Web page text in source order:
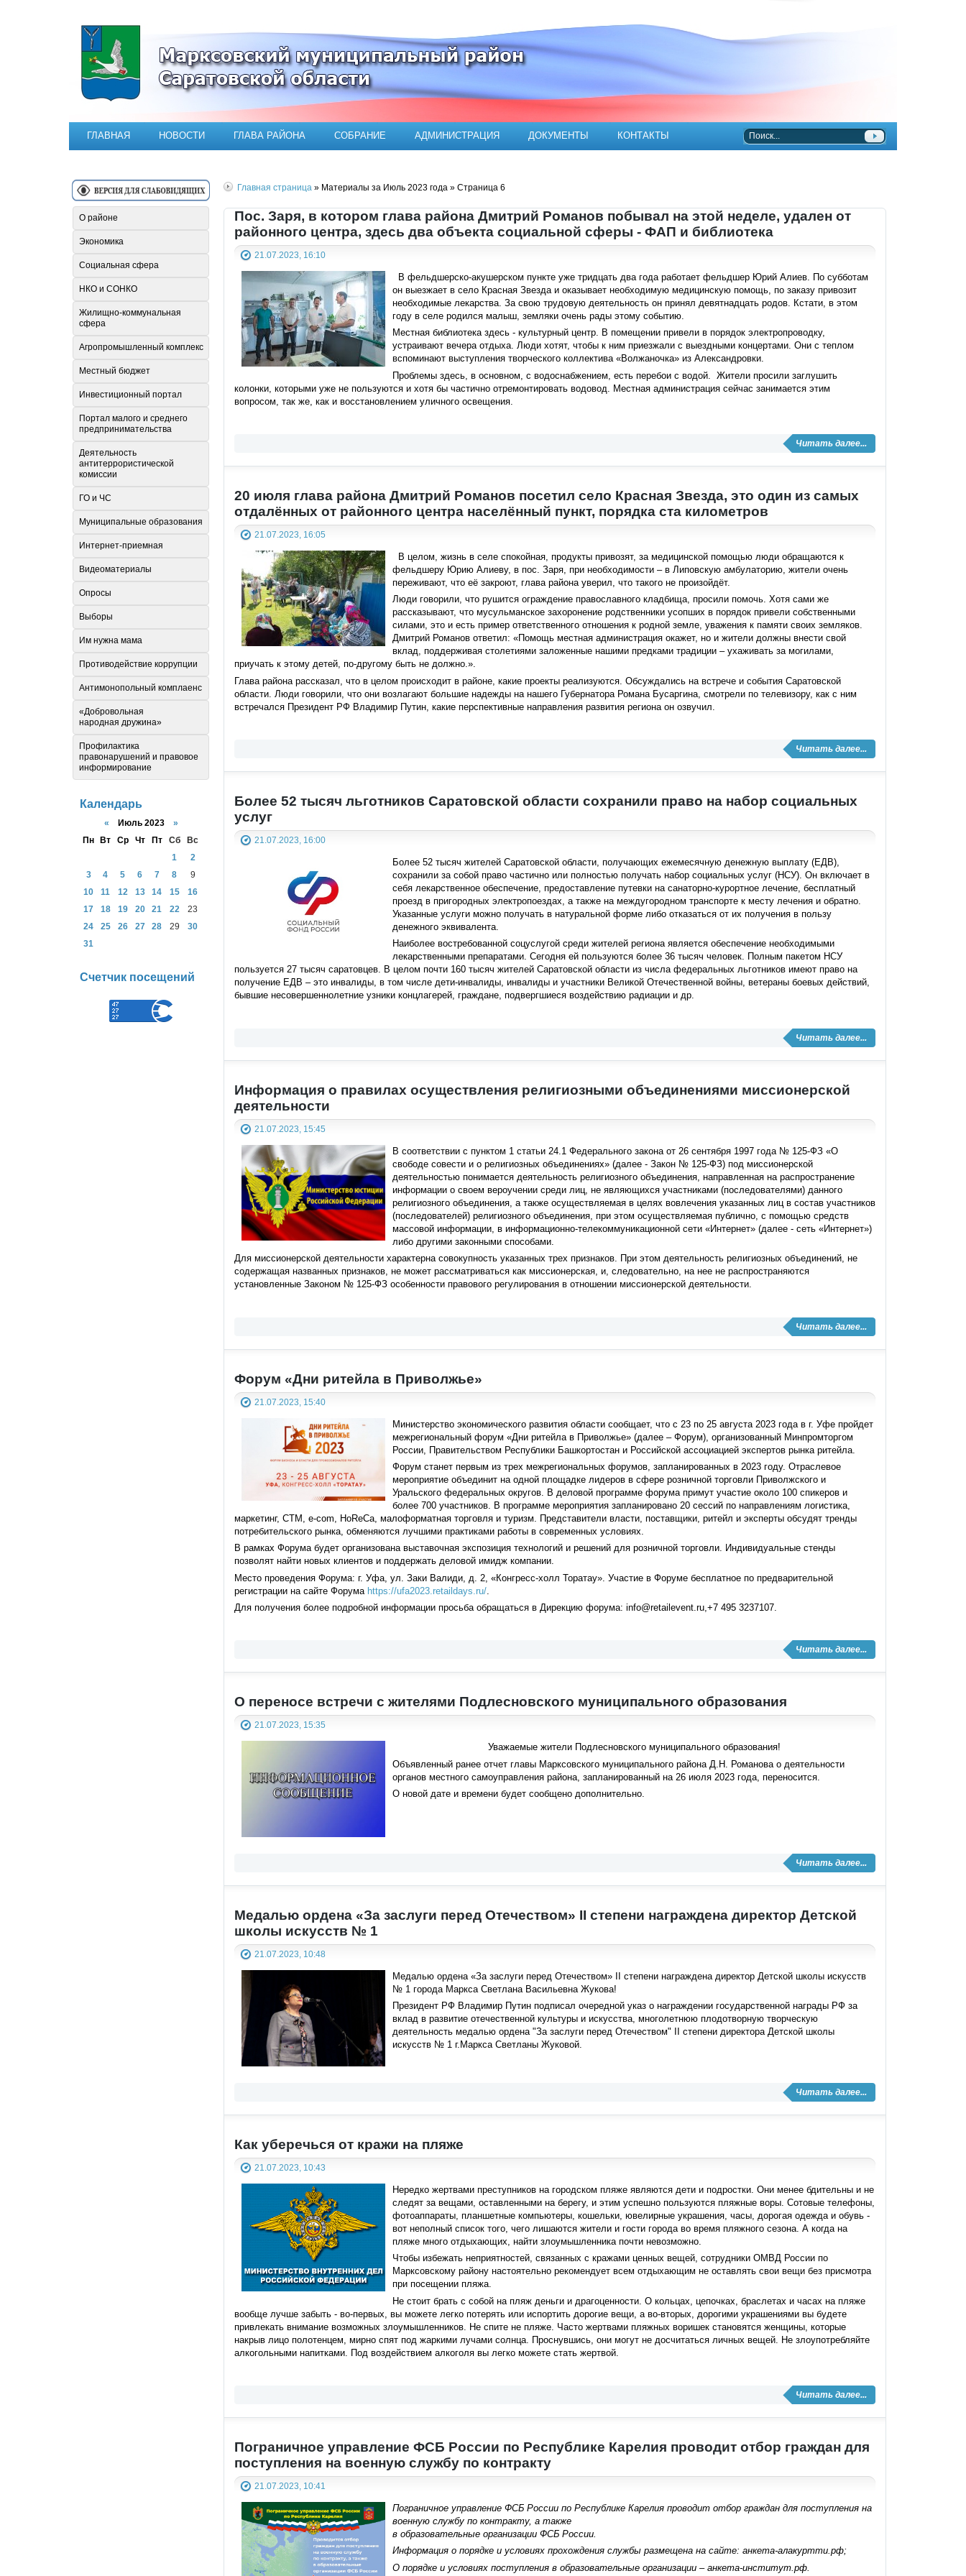
Официальный сайт Марксовского муниципального района
ГЛАВНАЯ НОВОСТИ ГЛАВА РАЙОНА СОБРАНИЕ АДМИНИСТРАЦИЯ ДОКУМЕНТЫ КОНТАКТЫ
Главная страница » Материалы за Июль 2023 года » Страница 6
Пос. Заря, в котором глава района Дмитрий Романов побывал на этой неделе, удален от
районного центра, здесь два объекта социальной сферы - ФАП и библиотека
21.07.2023, 16:10
В фельдшерско-акушерском пункте уже тридцать два года работает фельдшер Юрий Алиев. По субботам
он выезжает в село Красная Звезда и оказывает необходимую медицинскую помощь, по заказу привозит
необходимые лекарства. За свою трудовую деятельность он принял девятнадцать родов. Кстати, в этом
году в селе родился малыш, земляки очень рады этому событию.
Местная библиотека здесь - культурный центр. В помещении привели в порядок электропроводку,
устраивают вечера отдыха. Люди хотят, чтобы к ним приезжали с выездными концертами. Они с теплом
вспоминают выступления творческого коллектива «Волжаночка» из Александровки.
Проблемы здесь, в основном, с водоснабжением, есть перебои с водой. Жители просили заглушить
колонки, которыми уже не пользуются и хотя бы частично отремонтировать водовод. Местная администрация сейчас занимается этим
вопросом, так же, как и восстановлением уличного освещения.
Читать далее...
20 июля глава района Дмитрий Романов посетил село Красная Звезда, это один из самых
отдалённых от районного центра населённый пункт, порядка ста километров
21.07.2023, 16:05
В целом, жизнь в селе спокойная, продукты привозят, за медицинской помощью люди обращаются к
фельдшеру Юрию Алиеву, в пос. Заря, при необходимости – в Липовскую амбулаторию, жители очень
переживают, что её закроют, глава района уверил, что такого не произойдёт.
Люди говорили, что рушится ограждение православного кладбища, просили помочь. Хотя сами же
рассказывают, что мусульманское захоронение родственники усопших в порядок привели собственными
силами, это и есть пример ответственного отношения к родной земле, уважения к памяти своих земляков.
Дмитрий Романов ответил: «Помощь местная администрация окажет, но и жители должны внести свой
вклад, поддерживая столетиями заложенные нашими предками традиции – ухаживать за могилами,
приучать к этому детей, по-другому быть не должно.».
Глава района рассказал, что в целом происходит в районе, какие проекты реализуются. Обсуждались на встрече и события Саратовской
области. Люди говорили, что они возлагают большие надежды на нашего Губернатора Романа Бусаргина, смотрели по телевизору, как с ним
встречался Президент РФ Владимир Путин, какие перспективные направления развития региона он озвучил.
Читать далее...
Более 52 тысяч льготников Саратовской области сохранили право на набор социальных
услуг
21.07.2023, 16:00
Более 52 тысяч жителей Саратовской области, получающих ежемесячную денежную выплату (ЕДВ),
сохранили за собой право частично или полностью получать набор социальных услуг (НСУ). Он включает в
себя лекарственное обеспечение, предоставление путевки на санаторно-курортное лечение, бесплатный
проезд в пригородных электропоездах, а также на междугородном транспорте к месту лечения и обратно.
Указанные услуги можно получать в натуральной форме либо отказаться от их получения в пользу
денежного эквивалента.
Наиболее востребованной соцуслугой среди жителей региона является обеспечение необходимыми
лекарственными препаратами. Сегодня ей пользуются более 36 тысяч человек. Полным пакетом НСУ
пользуется 27 тысяч саратовцев. В целом почти 160 тысяч жителей Саратовской области из числа федеральных льготников имеют право на
получение ЕДВ – это инвалиды, в том числе дети-инвалиды, инвалиды и участники Великой Отечественной войны, ветераны боевых действий,
бывшие несовершеннолетние узники концлагерей, граждане, подвергшиеся воздействию радиации и др.
Читать далее...
Информация о правилах осуществления религиозными объединениями миссионерской
деятельности
21.07.2023, 15:45
В соответствии с пунктом 1 статьи 24.1 Федерального закона от 26 сентября 1997 года № 125-ФЗ «О
свободе совести и о религиозных объединениях» (далее - Закон № 125-ФЗ) под миссионерской
деятельностью понимается деятельность религиозного объединения, направленная на распространение
информации о своем вероучении среди лиц, не являющихся участниками (последователями) данного
религиозного объединения, а также осуществляемая в целях вовлечения указанных лиц в состав участников
(последователей) религиозного объединения, при этом осуществляемая публично, с помощью средств
массовой информации, в информационно-телекоммуникационной сети «Интернет» (далее - сеть «Интернет»)
либо другими законными способами.
Для миссионерской деятельности характерна совокупность указанных трех признаков. При этом деятельность религиозных объединений, не
содержащая названных признаков, не может рассматриваться как миссионерская, и, следовательно, на нее не распространяются
установленные Законом № 125-ФЗ особенности правового регулирования в отношении миссионерской деятельности.
Читать далее...
Форум «Дни ритейла в Приволжье»
21.07.2023, 15:40
Министерство экономического развития области сообщает, что с 23 по 25 августа 2023 года в г. Уфе пройдет
межрегиональный форум «Дни ритейла в Приволжье» (далее – Форум), организованный Минпромторгом
России, Правительством Республики Башкортостан и Российской ассоциацией экспертов рынка ритейла.
Форум станет первым из трех межрегиональных форумов, запланированных в 2023 году. Отраслевое
мероприятие объединит на одной площадке лидеров в сфере розничной торговли Приволжского и
Уральского федеральных округов. В деловой программе форума примут участие около 100 спикеров и
более 700 участников. В программе мероприятия запланировано 20 сессий по направлениям логистика,
маркетинг, СТМ, e-com, HoReCa, малоформатная торговля и туризм. Представители власти, поставщики, ритейл и эксперты обсудят тренды
потребительского рынка, обменяются лучшими практиками работы в современных условиях.
В рамках Форума будет организована выставочная экспозиция технологий и решений для розничной торговли. Индивидуальные стенды
позволят найти новых клиентов и поддержать деловой имидж компании.
Место проведения Форума: г. Уфа, ул. Заки Валиди, д. 2, «Конгресс-холл Торатау». Участие в Форуме бесплатное по предварительной
регистрации на сайте Форума https://ufa2023.retaildays.ru/
Для получения более подробной информации просьба обращаться в Дирекцию форума: info@retailevent.ru,+7 495 3237107.
Читать далее...
О переносе встречи с жителями Подлесновского муниципального образования
21.07.2023, 15:35
Уважаемые жители Подлесновского муниципального образования!
Объявленный ранее отчет главы Марксовского муниципального района Д.Н. Романова о деятельности
органов местного самоуправления района, запланированный на 26 июля 2023 года, переносится.
О новой дате и времени будет сообщено дополнительно.
Читать далее...
Медалью ордена «За заслуги перед Отечеством» II степени награждена директор Детской
школы искусств № 1
21.07.2023, 10:48
Медалью ордена «За заслуги перед Отечеством» II степени награждена директор Детской школы искусств
№ 1 города Маркса Светлана Васильевна Жукова!
Президент РФ Владимир Путин подписал очередной указ о награждении государственной награды РФ за
вклад в развитие отечественной культуры и искусства, многолетнюю плодотворную творческую
деятельность медалью ордена "За заслуги перед Отечеством" II степени директора Детской школы
искусств № 1 г.Маркса Светланы Жуковой.
Читать далее...
Как уберечься от кражи на пляже
21.07.2023, 10:43
Нередко жертвами преступников на городском пляже являются дети и подростки. Они менее бдительны и не
следят за вещами, оставленными на берегу, и этим успешно пользуются пляжные воры. Сотовые телефоны,
фотоаппараты, планшетные компьютеры, кошельки, ювелирные украшения, часы, дорогая одежда и обувь -
вот неполный список того, чего лишаются жители и гости города во время пляжного сезона. А когда на
пляже много отдыхающих, найти злоумышленника почти невозможно.
Чтобы избежать неприятностей, связанных с кражами ценных вещей, сотрудники ОМВД России по
Марксовскому району настоятельно рекомендует всем отдыхающим не оставлять свои вещи без присмотра
при посещении пляжа.
Не стоит брать с собой на пляж деньги и драгоценности. О кольцах, цепочках, браслетах и часах на пляже
вообще лучше забыть - во-первых, вы можете легко потерять или испортить дорогие вещи, а во-вторых, дорогими украшениями вы будете
привлекать внимание возможных злоумышленников. Не спите не пляже. Часто жертвами пляжных воришек становятся женщины, которые
накрыв лицо полотенцем, мирно спят под жаркими лучами солнца. Проснувшись, они могут не досчитаться личных вещей. Не злоупотребляйте
алкогольными напитками. Под воздействием алкоголя вы легко можете стать жертвой.
Читать далее...
Пограничное управление ФСБ России по Республике Карелия проводит отбор граждан для
поступления на военную службу по контракту
21.07.2023, 10:41
Пограничное управление ФСБ России по Республике Карелия проводит отбор граждан для поступления на
военную службу по контракту, а также
в образовательные организации ФСБ России.
Информация о порядке и условиях прохождения службы размещена на сайте: анкета-алакуртти.рф;
О порядке и условиях поступления в образовательные организации – анкета-институт.рф.
О районе
Экономика
Социальная сфера
НКО и СОНКО
Жилищно-коммунальная
сфера
Агропромышленный комплекс
Местный бюджет
Инвестиционный портал
Портал малого и среднего
предпринимательства
Деятельность
антитеррористической
комиссии
ГО и ЧС
Муниципальные образования
Интернет-приемная
Видеоматериалы
Опросы
Выборы
Им нужна мама
Противодействие коррупции
Антимонопольный комплаенс
«Добровольная
народная дружина»
Профилактика
правонарушений и правовое
информирование
Календарь
« Июль 2023 »
Пн
Вт Ср Чт Пт Сб
Вс
1
2
3
4 5 6 7 8
9
10
11 12 13 14 15
16
17
18 19 20 21 22
23
24
25 26 27 28 29
30
31
Счетчик посещений